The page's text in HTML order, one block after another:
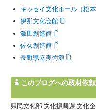
キッセイ文化ホール（松本
伊那文化会館
飯田創造館
佐久創造館
長野県立美術館
このブログへの取材依
県民文化部 文化振興課 文化